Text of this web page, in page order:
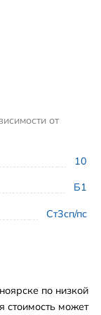
10
Б1
Ст3сп/пс
от
по низкой
стоимость может